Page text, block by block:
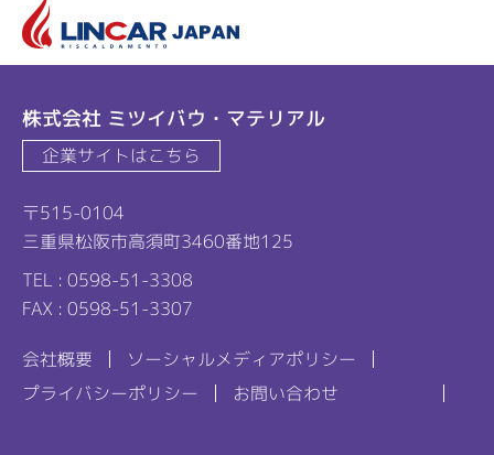
株式会社 ミツイバウ・マテリアル
企業サイトはこちら
〒515-0104
三重県松阪市高須町3460番地125
TEL : 0598-51-3308
FAX : 0598-51-3307
会社概要
ソーシャルメディアポリシー
プライバシーポリシー
お問い合わせ